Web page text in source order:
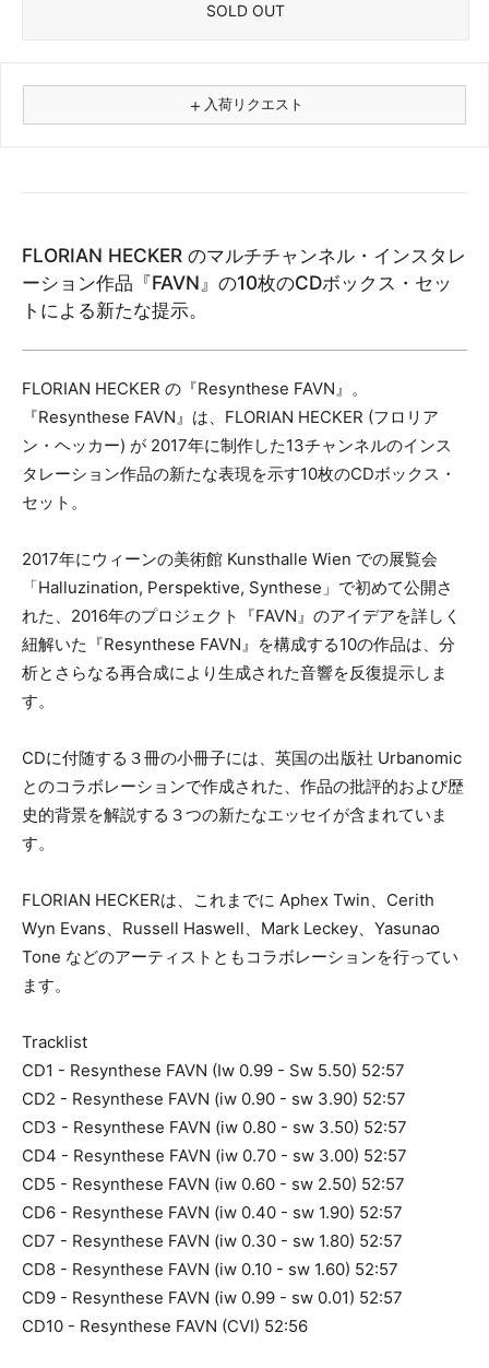
SOLD OUT
＋ 入荷リクエスト
フォーマット
レコード
その他
メールアドレス（必須）
FLORIAN HECKER のマルチチャンネル・インスタレ
ーション作品『FAVN』の10枚のCDボックス・セッ
トによる新たな提示。
FLORIAN HECKER の『Resynthese FAVN』。
『Resynthese FAVN』は、FLORIAN HECKER (フロリア
ン・ヘッカー) が 2017年に制作した13チャンネルのインス
タレーション作品の新たな表現を示す10枚のCDボックス・
セット。
2017年にウィーンの美術館 Kunsthalle Wien での展覧会
「Halluzination, Perspektive, Synthese」で初めて公開さ
れた、2016年のプロジェクト『FAVN』のアイデアを詳しく
紐解いた『Resynthese FAVN』を構成する10の作品は、分
析とさらなる再合成により生成された音響を反復提示しま
す。
CDに付随する３冊の小冊子には、英国の出版社 Urbanomic
とのコラボレーションで作成された、作品の批評的および歴
史的背景を解説する３つの新たなエッセイが含まれていま
す。
FLORIAN HECKERは、これまでに Aphex Twin、Cerith
Wyn Evans、Russell Haswell、Mark Leckey、Yasunao
Tone などのアーティストともコラボレーションを行ってい
ます。
Tracklist
CD1 - Resynthese FAVN (Iw 0.99 - Sw 5.50) 52:57
CD2 - Resynthese FAVN (iw 0.90 - sw 3.90) 52:57
CD3 - Resynthese FAVN (iw 0.80 - sw 3.50) 52:57
CD4 - Resynthese FAVN (iw 0.70 - sw 3.00) 52:57
CD5 - Resynthese FAVN (iw 0.60 - sw 2.50) 52:57
CD6 - Resynthese FAVN (iw 0.40 - sw 1.90) 52:57
CD7 - Resynthese FAVN (iw 0.30 - sw 1.80) 52:57
CD8 - Resynthese FAVN (iw 0.10 - sw 1.60) 52:57
CD9 - Resynthese FAVN (iw 0.99 - sw 0.01) 52:57
CD10 - Resynthese FAVN (CVI) 52:56